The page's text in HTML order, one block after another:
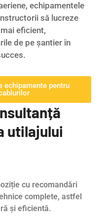
echipamentele
să lucreze
eficient,
de pe șantier în
echipamente pentru
utilajului
cu recomandări
complete, astfel
și eficientă.